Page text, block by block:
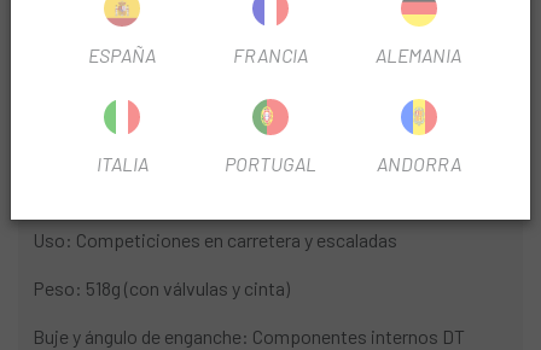
POSICIÓN
INFORMACIÓN DEL PRODUCTO
Uso: Competiciones en carretera y escaladas
Peso: 518g (con válvulas y cinta)
Buje y ángulo de enganche: Componentes internos DT
ESPAÑA FRANCIA ALEMANIA
ITALIA PORTUGAL ANDORRA